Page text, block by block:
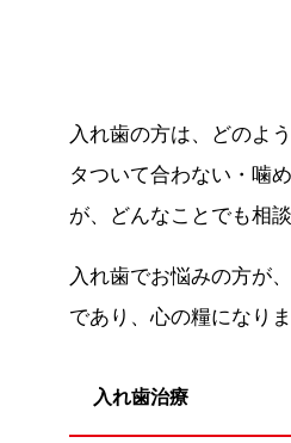
入れ歯の方は、どのよ
タついて合わない・噛
が、どんなことでも相
入れ歯でお悩みの方が
であり、心の糧になりま
入れ歯治療